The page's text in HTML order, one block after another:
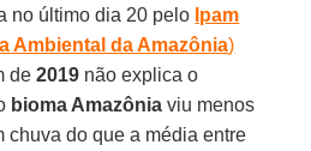
no último dia 20 pelo Ipam
Ambiental da Amazônia)
de2019 não explica o
bioma Amazônia viu menos
chuva do que a média entre